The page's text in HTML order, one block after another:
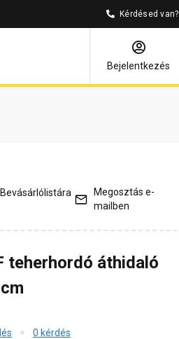
Kérdésed van?
Bejelentkezés
és válaszok Kapcsolódó cikkek
Bevásárlólistára
Megosztás e-
mailben
teherhordó áthidaló
0 kérdés